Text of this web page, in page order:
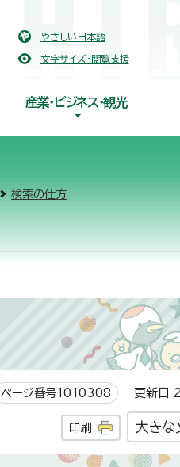
やさしい日本語
文字サイズ・閲覧支援
産業・ビジネス・観光
検索の仕方
ページ番号1010308 更新日
印刷 大きな